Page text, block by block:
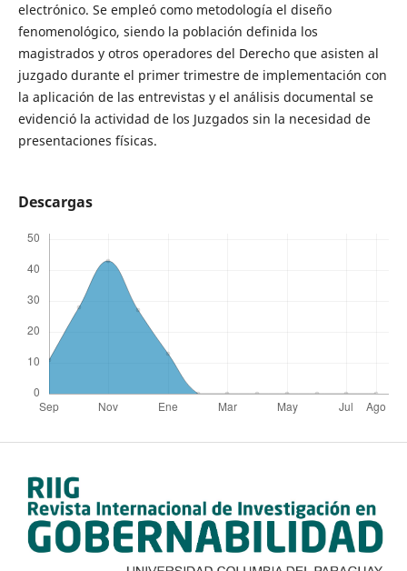
electrónico. Se empleó como metodología el diseño
fenomenológico, siendo la población definida los
magistrados y otros operadores del Derecho que asisten al
juzgado durante el primer trimestre de implementación con
la aplicación de las entrevistas y el análisis documental se
evidenció la actividad de los Juzgados sin la necesidad de
presentaciones físicas.
Descargas